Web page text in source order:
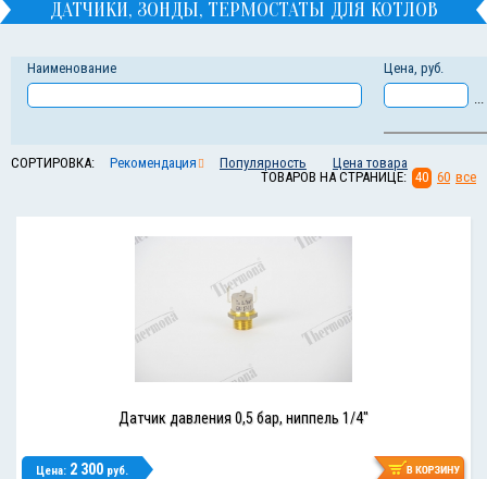
ДАТЧИКИ, ЗОНДЫ, ТЕРМОСТАТЫ ДЛЯ КОТЛОВ
Наименование
Цена, руб.
...
СОРТИРОВКА: Рекомендация Популярность
Цена товара
ТОВАРОВ НА СТРАНИЦЕ: 40 60 все
Датчик давления 0,5 бар, ниппель 1/4"
Цена:2 300 руб.